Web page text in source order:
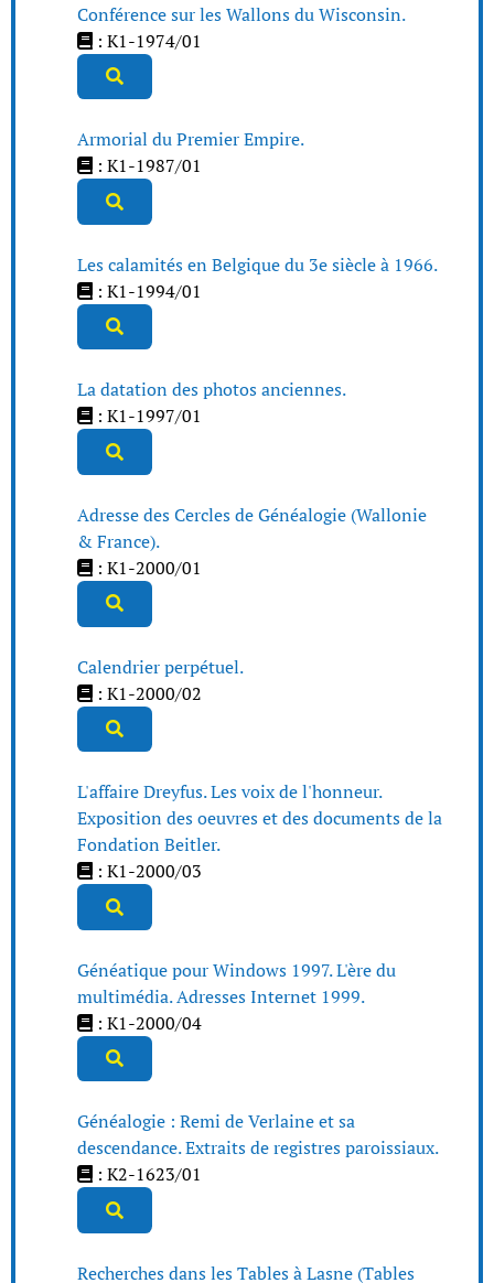
Conférence sur les Wallons du Wisconsin.
: K1-1974/01
Armorial du Premier Empire.
: K1-1987/01
Les calamités en Belgique du 3e siècle à 1966.
: K1-1994/01
La datation des photos anciennes.
: K1-1997/01
Adresse des Cercles de Généalogie (Wallonie
& France).
: K1-2000/01
Calendrier perpétuel.
: K1-2000/02
L'affaire Dreyfus. Les voix de l'honneur.
Exposition des oeuvres et des documents de la
Fondation Beitler.
: K1-2000/03
Généatique pour Windows 1997. L'ère du
multimédia. Adresses Internet 1999.
: K1-2000/04
Généalogie : Remi de Verlaine et sa
descendance. Extraits de registres paroissiaux.
: K2-1623/01
Recherches dans les Tables à Lasne (Tables